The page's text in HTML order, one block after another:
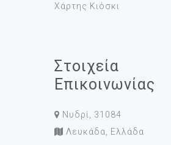
Χάρτης Κιόσκι
Στοιχεία
Επικοινωνίας
Νυδρί, 31084
Λευκάδα, Ελλάδα